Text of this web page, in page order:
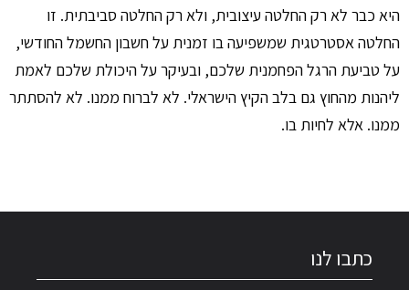
היא כבר לא רק החלטה עיצובית, ולא רק החלטה סביבתית. זו
החלטה אסטרטגית שמשפיעה בו זמנית על חשבון החשמל החודשי,
על טביעת הרגל הפחמנית שלכם, ובעיקר על היכולת שלכם לאמת
ליהנות מהחוץ גם בלב הקיץ הישראלי. לא לברוח ממנו. לא להסתתר
ממנו. אלא לחיות בו.
כתבו לנו